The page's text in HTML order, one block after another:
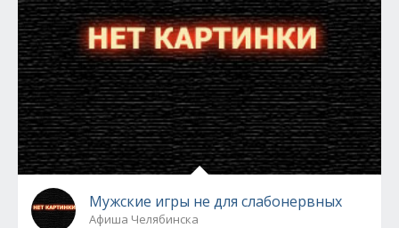
Мужские игры не для слабонервных
Афиша Челябинска